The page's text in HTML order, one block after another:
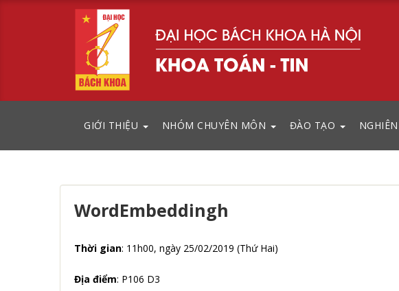
GIỚI THIỆU NHÓM CHUYÊN MÔN ĐÀO TẠO
WordEmbeddingh
Thời gian: 11h00, ngày 25/02/2019 (Thứ Hai)
Địa điểm: P106 D3